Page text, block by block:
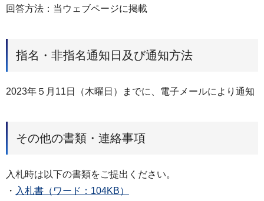
回答方法：当ウェブページに掲載
指名・非指名通知日及び通知方法
2023年５月11日（木曜日）までに、電子メールにより通知
その他の書類・連絡事項
入札時は以下の書類をご提出ください。
・ 入札書（ワード：104KB）